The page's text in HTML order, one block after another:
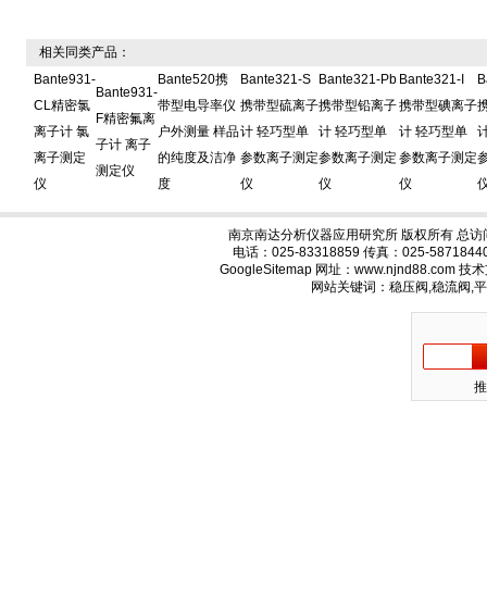
相关同类产品：
Bante931-
CL精密氯
离子计 氯
离子测定
仪
Bante931-
F精密氟离
子计 离子
测定仪
Bante520携
带型电导率仪
户外测量 样品
的纯度及洁净
度
Bante321-S
携带型硫离子
计 轻巧型单
参数离子测定
仪
Bante321-Pb
携带型铅离子
计 轻巧型单
参数离子测定
仪
Bante321-I
携带型碘离子
计 轻巧型单
参数离子测定
仪
南京南达分析仪器应用研究所 版权所有 总访
电话：025-83318859 传真：025-
GoogleSitemap 网址：www.njnd88.com 技
网站关键词：稳压阀,稳流阀,